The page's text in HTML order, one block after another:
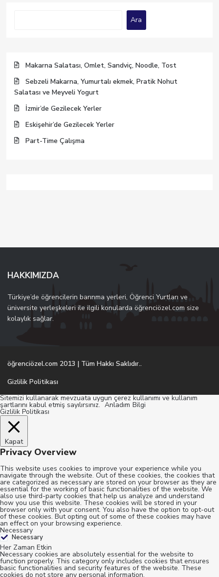
Ara
Makarna Salatası, Omlet, Sandviç, Noodle, Tost
Sebzeli Makarna, Yumurtalı ekmek, Pratik Nohut
Salatası ve Meyveli Yogurt
İzmir’de Gezilecek Yerler
Eskişehir’de Gezilecek Yerler
Part-Time Çalışma
HAKKIMIZDA
Türkiye’de öğrencilerin barınma yerleri, Öğrenci Yurtları ve
üniversite yerleşkeleri ile ilgili konularda öğrenciözel.com size
kolaylık sağlar.
öğrenciözel.com 2013 | Tüm Hakkı Saklıdır..
Gizlilik Politikası
Sitemizi kullanarak mevzuata uygun çerez kullanımı ve kullanım
şartlarını kabul etmiş sayılırsınız. Anladım Bilgi
Gizlilik Politikası
Kapat
Privacy Overview
This website uses cookies to improve your experience while you
navigate through the website. Out of these cookies, the cookies that
are categorized as necessary are stored on your browser as they are
essential for the working of basic functionalities of the website. We
also use third-party cookies that help us analyze and understand
how you use this website. These cookies will be stored in your
browser only with your consent. You also have the option to opt-out
of these cookies. But opting out of some of these cookies may have
an effect on your browsing experience.
Necessary
Necessary
Her Zaman Etkin
Necessary cookies are absolutely essential for the website to
function properly. This category only includes cookies that ensures
basic functionalities and security features of the website. These
cookies do not store any personal information.